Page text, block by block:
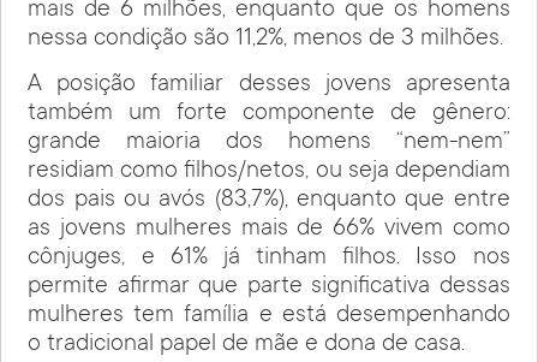
mais de 6 milhões, enquanto que os homens
nessa condição são 11,2%, menos de 3 milhões.
A posição familiar desses jovens apresenta
também um forte componente de gênero:
grande maioria dos homens “nem-nem”
residiam como filhos/netos, ou seja dependiam
dos pais ou avós (83,7%), enquanto que entre
as jovens mulheres mais de 66% vivem como
cônjuges, e 61% já tinham filhos. Isso nos
permite afirmar que parte significativa dessas
mulheres tem família e está desempenhando
o tradicional papel de mãe e dona de casa.